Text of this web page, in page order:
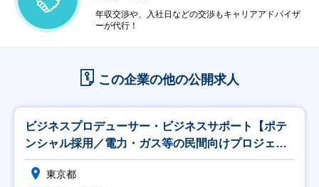
年収交渉や、入社日などの交渉もキャリアアドバイザ
ーが代行！
この企業の他の公開求人
ビジネスプロデューサー・ビジネスサポート【ポテ
ンシャル採用／電力・ガス等の民間向けプロジェク
ト推進】
東京都